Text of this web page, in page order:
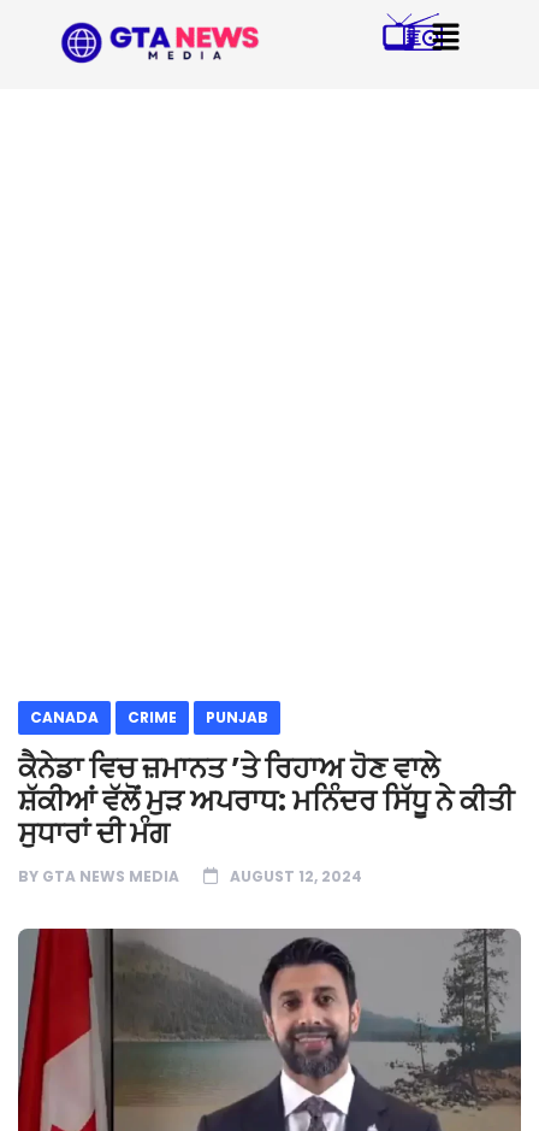
CANADA CRIME PUNJAB
ਕੈਨੇਡਾ ਵਿਚ ਜ਼ਮਾਨਤ ’ਤੇ ਰਿਹਾਅ ਹੋਣ ਵਾਲੇ
ਸ਼ੱਕੀਆਂ ਵੱਲੋਂ ਮੁੜ ਅਪਰਾਧ: ਮਨਿੰਦਰ ਸਿੱਧੂ ਨੇ ਕੀਤੀ
ਸੁਧਾਰਾਂ ਦੀ ਮੰਗ
BY GTA NEWS MEDIA AUGUST 12, 2024